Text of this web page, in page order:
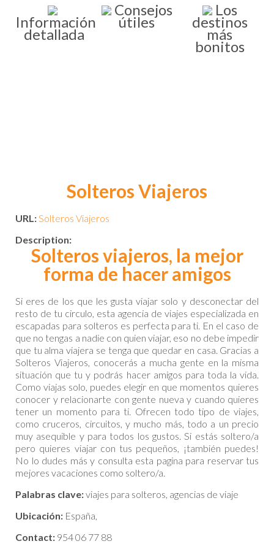
Información
detallada
Consejos
útiles
Los
destinos
más
bonitos
Solteros Viajeros
URL:Solteros Viajeros
Description:
Solteros viajeros, la mejor
forma de hacer amigos
Si eres de los que les gusta viajar solo y desconectar del
resto de tu circulo, esta agencia de viajes especializada en
escapadas para solteros es perfecta para ti. En el caso de
que no tengas a nadie con quien viajar, eso no debe impedir
que tu alma viajera se tenga que quedar en casa. Gracias a
Solteros Viajeros, conocerás a mucha gente en la misma
situación que tu y podrás hacer amigos para toda la vida.
Como viajas solo, puedes elegir en que momentos quieres
conocer y relacionarte con gente nueva y cuando quieres
tener un momento para ti. Ofrecen todo tipo de viajes,
como cruceros, circuitos, y mucho más, todo a un precio
muy asequible y para todos los gustos. Si estás soltero/a
pero quieres viajar con tus pequeños, ¡también puedes!
No lo dudes más y consulta esta pagina para reservar tus
mejores vacaciones como soltero/a.
Palabras clave:viajes para solteros, agencias de viaje
Ubicación: España,
Contact: 954 06 77 88